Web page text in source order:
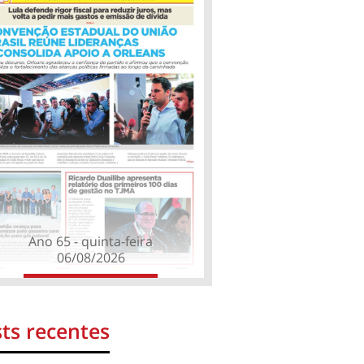
Ano 65 - quinta-feira
06/08/2026
recentes